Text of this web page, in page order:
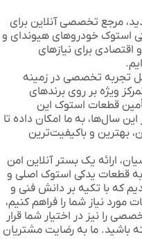
مرجع تخصصی آنلاین برای
استوک خودروهای هیوندای و
اقتصادی برای نیازهای
تجربه تخصصی در زمینه
ویژه بر روی برندهای
قطعات استوک این
سال‌ها، به ما امکان داده تا
بهترین و باکیفیت‌ترین
ارائه یک بستر آنلاین امن
به قطعات یدکی استوک اصلی و
که با تکیه بر دانش فنی و
نیاز شما را فراهم کنیم،
را نیز در اختیار شما قرار
باشید. ما به رضایت مشتریان